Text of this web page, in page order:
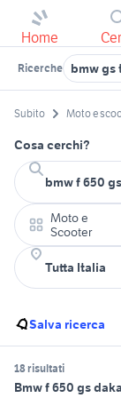
Home
Ricerche bmw gs
Subito Moto e
Cosa cerchi?
Moto e
Scooter
Salva ricerca
18 risultati
Bmw f 650 gs